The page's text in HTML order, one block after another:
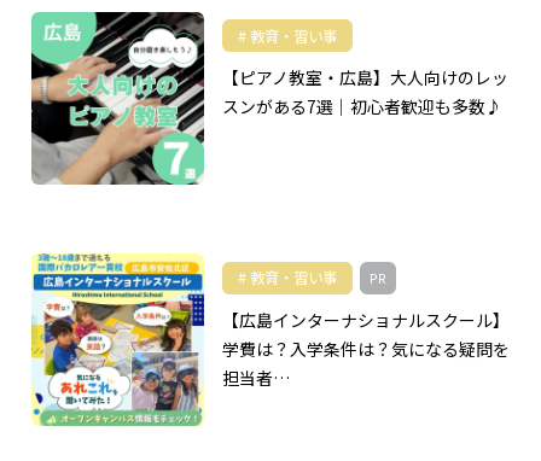
教育・習い事
【ピアノ教室・広島】大人向けのレッ
スンがある7選｜初心者歓迎も多数♪
教育・習い事 PR
【広島インターナショナルスクール】
学費は？入学条件は？気になる疑問を
担当者…